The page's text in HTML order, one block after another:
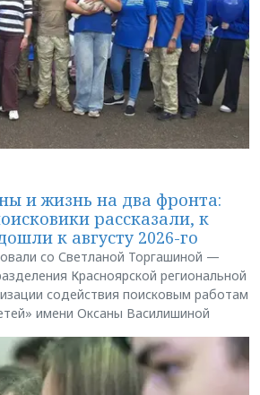
и жизнь на два фронта:
рассказали, к
к августу 2026-го
со Светланой Торгашиной —
Красноярской региональной
содействия поисковым работам
имени Оксаны Василишиной